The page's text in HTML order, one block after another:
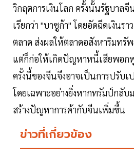
วิกฤตการเงินโลก ครั้งนั้นรัฐบาลจี
เรียกว่า "บาซูก้า" โดยอัดฉีดเงินร
ตลาด ส่งผลให้ตลาดอสังหาริมทรั
แต่ก็ก่อให้เกิดปัญหาหนี้เสียพอก
ครั้งนี้ของจีนจึงอาจเป็นการปรับ
โดยเฉพาะอย่างยิ่งหากทรัมป์กลับ
สร้างปัญหาการค้ากับจีนเพิ่มขึ้น
ข่าวที่เกี่ยวข้อง